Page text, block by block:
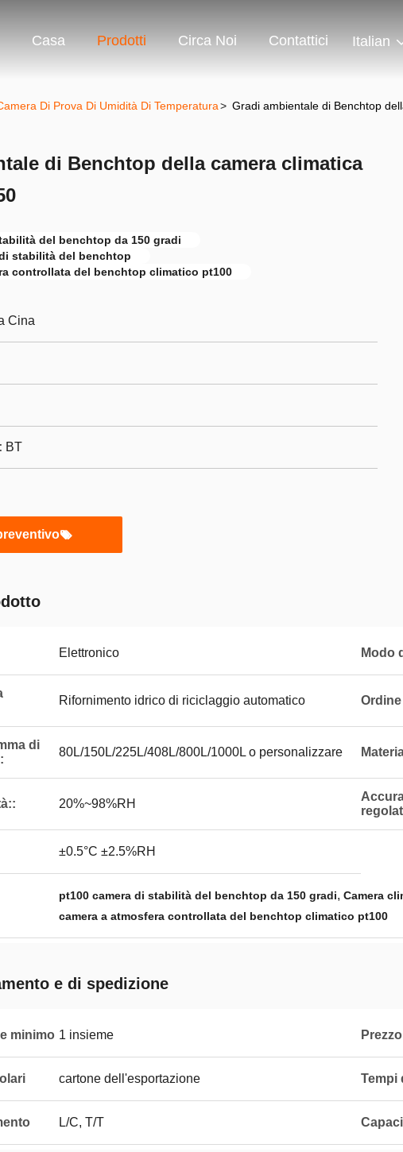
Casa Prodotti Circa Noi Contattici Italian
Di Prova Di Umidità Di Temperatura> Gradi ambientale di Benchtop
di Benchtop della camera climatica
del benchtop da 150 gradi
stabilità del benchtop
controllata del benchtop climatico pt100
Cina
BT
Elettronico Modo
Rifornimento idrico di riciclaggio automatico
di
80L/150L/225L/408L/800L/1000L o personalizzare
20%~98%RH
±0.5°C ±2.5%RH
pt100 camera di stabilità del benchtop da 150 gradi, Camera
camera a atmosfera controllata del benchtop climatico pt100
e di spedizione
minimo 1 insieme Prezzo
cartone dell'esportazione Tempi
L/C, T/T